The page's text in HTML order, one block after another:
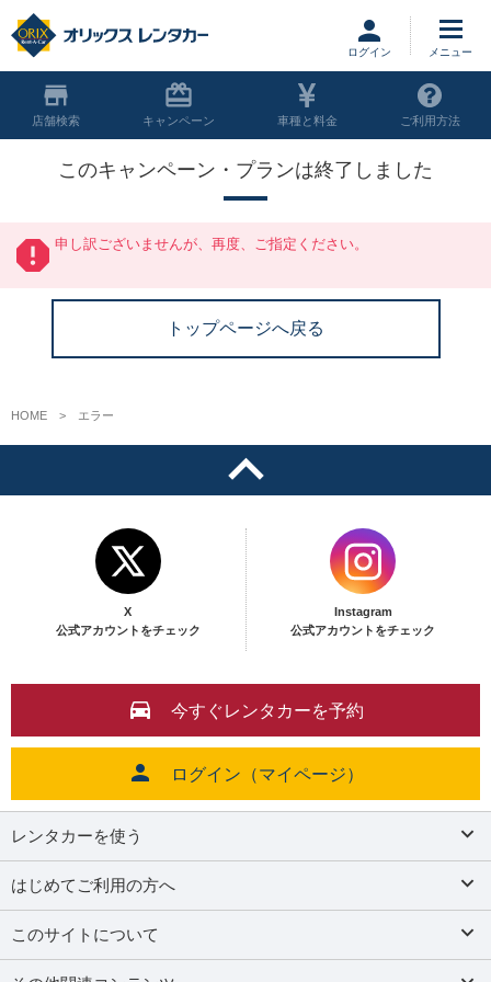
ログイン
店舗 キャンペーン 車種と料金 ご利用方法
このキャンペーン・プランは終了しました
申し訳ございませんが、再度、ご指定ください。
トップページへ戻る
HOME エラー
X
公式アカウントをチェック
Instagram
公式アカウントをチェック
今すぐレンタカーを予約
ログイン（マイページ）
レンタカーを使う
はじめてご利用の方へ
このサイトについて